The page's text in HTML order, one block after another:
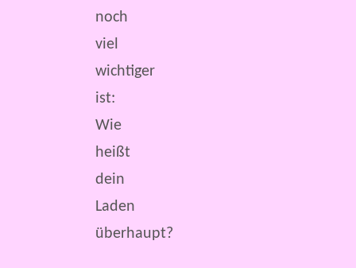
noch
viel
wichtiger
ist:
Wie
heißt
dein
Laden
überhaupt?